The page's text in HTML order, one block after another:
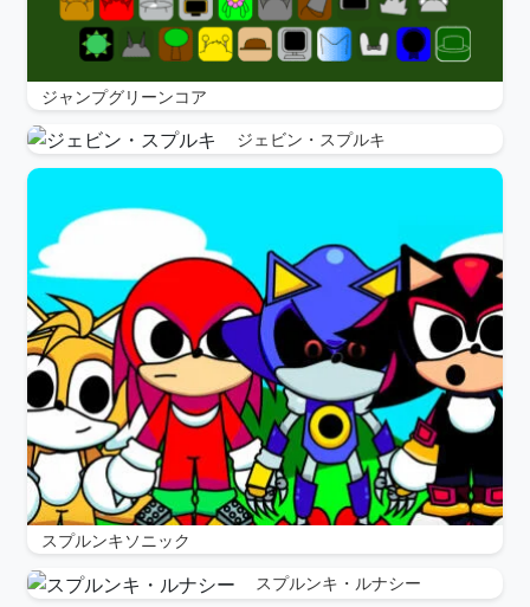
ジャンプグリーンコア
ジェビン・スプルキ
スプルンキソニック
スプルンキ・ルナシー